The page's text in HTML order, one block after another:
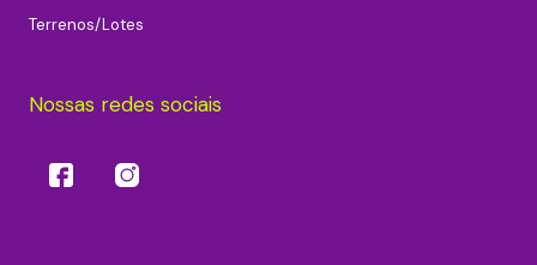
Terrenos/Lotes
Nossas redes sociais